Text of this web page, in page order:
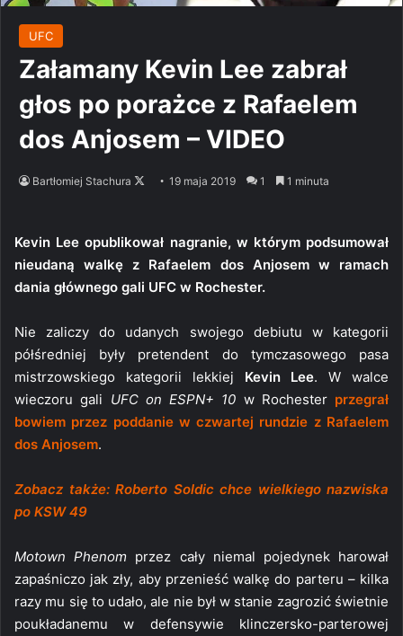
UFC
Załamany Kevin Lee zabrał
głos po porażce z Rafaelem
dos Anjosem – VIDEO
Bartłomiej Stachura
Follow19 maja 2019 1 1 minuta
Kevin Lee opublikował nagranie, w którym podsumował
nieudaną walkę z Rafaelem dos Anjosem w ramach
dania głównego gali UFC w Rochester.
Nie zaliczy do udanych swojego debiutu w kategorii
półśredniej były pretendent do tymczasowego pasa
mistrzowskiego kategorii lekkiej Kevin Lee. W walce
wieczoru gali UFC on ESPN+ 10 w Rochester przegrał
bowiem przez poddanie w czwartej rundzie z Rafaelem
dos Anjosem.
Zobacz także: Roberto Soldic chce wielkiego nazwiska
po KSW 49
Motown Phenom przez cały niemal pojedynek harował
zapaśniczo jak zły, aby przenieść walkę do parteru – kilka
razy mu się to udało, ale nie był w stanie zagrozić świetnie
poukładanemu w defensywie klinczersko-parterowej